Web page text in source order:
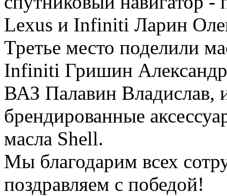
Lexus и Infiniti Ларин
Третье место поделили
Infiniti Гришин
ВАЗ Палавин Владислав,
брендированные
масла Shell.
Мы благодарим всех
поздравляем с победой!